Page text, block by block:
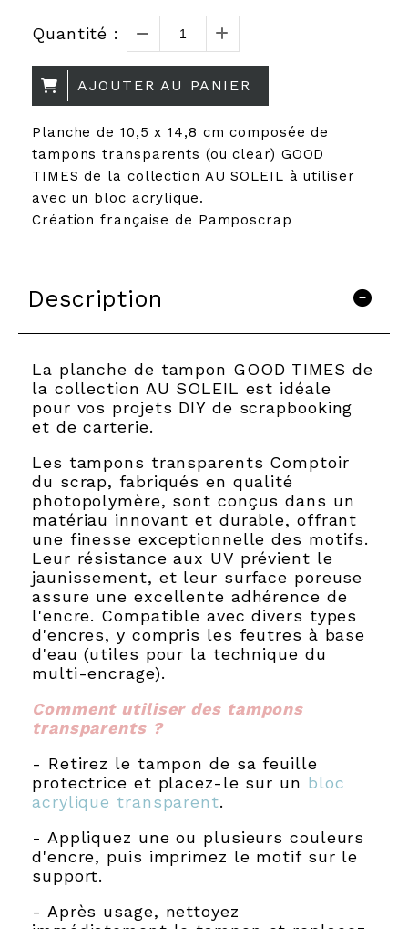
Quantité :
AJOUTER AU PANIER
Planche de 10,5 x 14,8 cm composée de
tampons transparents (ou clear) GOOD
TIMES de la collection AU SOLEIL à utiliser
avec un bloc acrylique.
Création française de Pamposcrap
Description
La planche de tampon GOOD TIMES de
la collection AU SOLEIL est idéale
pour vos projets DIY de scrapbooking
et de carterie.
Les tampons transparents Comptoir
du scrap, fabriqués en qualité
photopolymère, sont conçus dans un
matériau innovant et durable, offrant
une finesse exceptionnelle des motifs.
Leur résistance aux UV prévient le
jaunissement, et leur surface poreuse
assure une excellente adhérence de
l'encre. Compatible avec divers types
d'encres, y compris les feutres à base
d'eau (utiles pour la technique du
multi-encrage).
Comment utiliser des tampons
transparents ?
- Retirez le tampon de sa feuille
protectrice et placez-le sur un bloc
acrylique transparent.
- Appliquez une ou plusieurs couleurs
d'encre, puis imprimez le motif sur le
support.
- Après usage, nettoyez